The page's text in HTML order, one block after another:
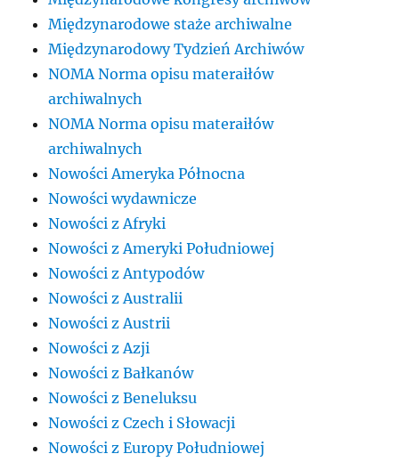
Międzynarodowe staże archiwalne
Międzynarodowy Tydzień Archiwów
NOMA Norma opisu materaiłów
archiwalnych
NOMA Norma opisu materaiłów
archiwalnych
Nowości Ameryka Północna
Nowości wydawnicze
Nowości z Afryki
Nowości z Ameryki Południowej
Nowości z Antypodów
Nowości z Australii
Nowości z Austrii
Nowości z Azji
Nowości z Bałkanów
Nowości z Beneluksu
Nowości z Czech i Słowacji
Nowości z Europy Południowej